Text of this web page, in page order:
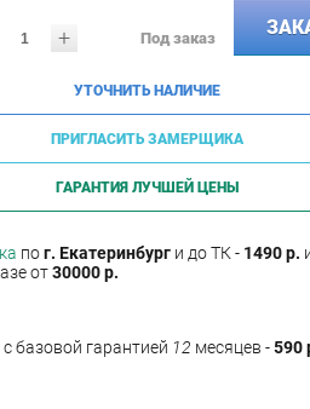
+ Под заказ
УТОЧНИТЬ НАЛИЧИЕ
ПРИГЛАСИТЬ ЗАМЕРЩИКА
ГАРАНТИЯ ЛУЧШЕЙ ЦЕНЫ
пог. Екатеринбург и до ТК - 1490 р.
от30000 р.
с базовой гарантией 12 месяцев -590